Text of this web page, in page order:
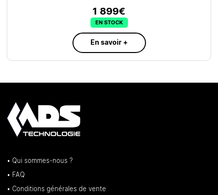
1 899€
EN STOCK
En savoir +
• Qui sommes-nous ?
• FAQ
• Conditions générales de vente